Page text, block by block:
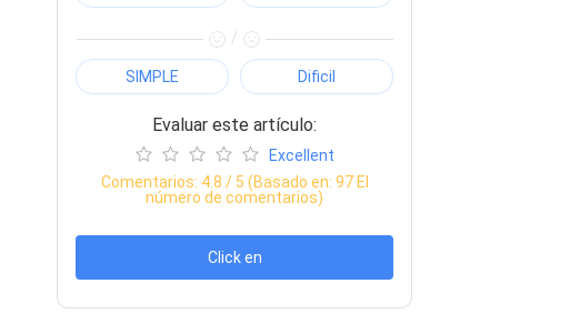
/
SIMPLE Dificil
Evaluar este artículo:
Excellent
Comentarios: 4.8 / 5 (Basado en: 97El
número de comentarios)
Click en